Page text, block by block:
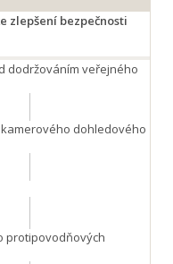
zlepšení bezpečnosti
dodržováním veřejného
dohledového
protipovodňových